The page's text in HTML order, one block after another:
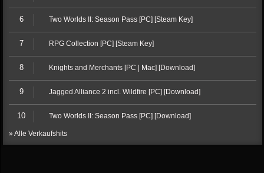
6 Two Worlds II: Season Pass [PC] [Steam Key]
7 RPG Collection [PC] [Steam Key]
8 Knights and Merchants [PC | Mac] [Download]
9 Jagged Alliance 2 incl. Wildfire [PC] [Download]
10 Two Worlds II: Season Pass [PC] [Download]
» Alle Verkaufshits